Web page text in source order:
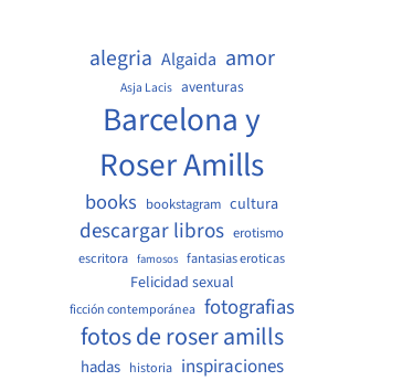
alegria Algaida amor
Asja Lacis aventuras
Barcelona y
Roser Amills
books bookstagram cultura
descargar libros erotismo
escritora famosos fantasias eroticas
Felicidad sexual
ficción contemporánea fotografias
fotos de roser amills
hadas historia inspiraciones